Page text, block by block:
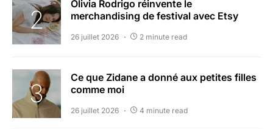
Olivia Rodrigo réinvente le
merchandising de festival avec Etsy
26 juillet 2026 2 minute read
Ce que Zidane a donné aux petites filles
comme moi
26 juillet 2026 4 minute read